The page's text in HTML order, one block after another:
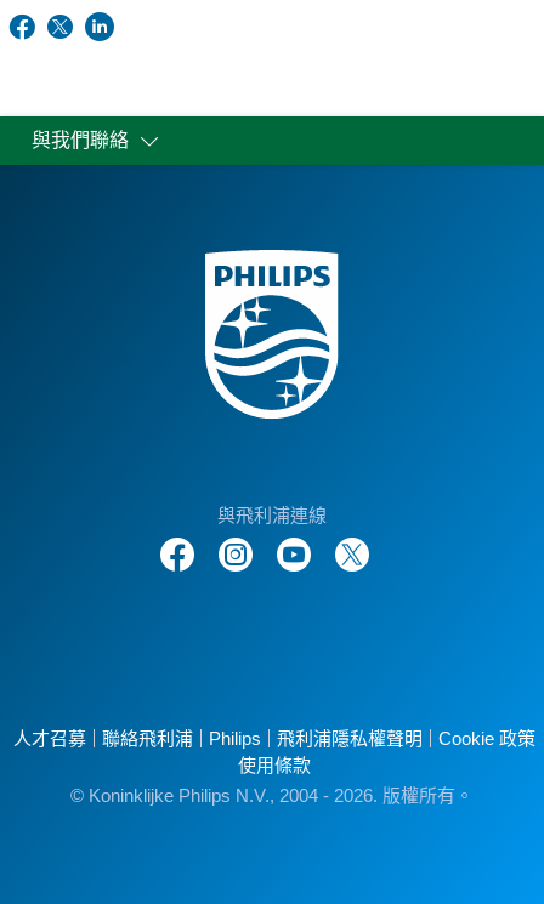
與我們聯絡
與飛利浦連線
人才召募 聯絡飛利浦 Philips 飛利浦隱私權聲明
Cookie 政策
使用條款
© Koninklijke Philips N.V., 2004 - 2026. 版權所有。